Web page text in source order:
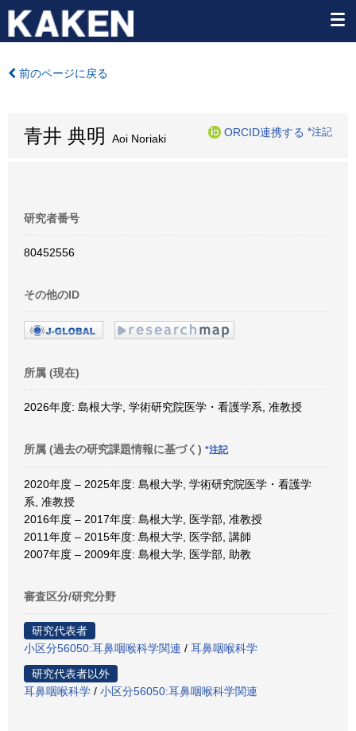
前のページに戻る
青井 典明 Aoi Noriaki
ORCID連携する *注記
研究者番号
80452556
その他のID
所属 (現在)
2026年度: 島根大学, 学術研究院医学・看護学系, 准教授
所属 (過去の研究課題情報に基づく) *注記
2020年度 – 2025年度: 島根大学, 学術研究院医学・看護学
系, 准教授
2016年度 – 2017年度: 島根大学, 医学部, 准教授
2011年度 – 2015年度: 島根大学, 医学部, 講師
2007年度 – 2009年度: 島根大学, 医学部, 助教
審査区分/研究分野
研究代表者
小区分56050:耳鼻咽喉科学関連 / 耳鼻咽喉科学
研究代表者以外
耳鼻咽喉科学 / 小区分56050:耳鼻咽喉科学関連